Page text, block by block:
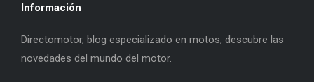
Información
Directomotor, blog especializado en motos, descubre las
novedades del mundo del motor.